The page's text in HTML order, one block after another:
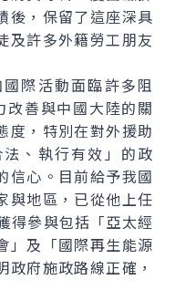
後，保留了這座深具
及許多外籍勞工朋友
際活動面臨許多阻
善與中國大陸的關
度，特別在對外援助
、執行有效」的政
信心。目前給予我國
與地區，已從他上任
得參與包括「亞太經
」及「國際再生能源
府施政路線正確，